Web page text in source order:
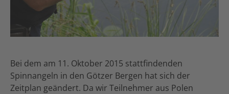
Bei dem am 11. Oktober 2015 stattfindenden
Spinnangeln in den Götzer Bergen hat sich der
Zeitplan geändert. Da wir Teilnehmer aus Polen